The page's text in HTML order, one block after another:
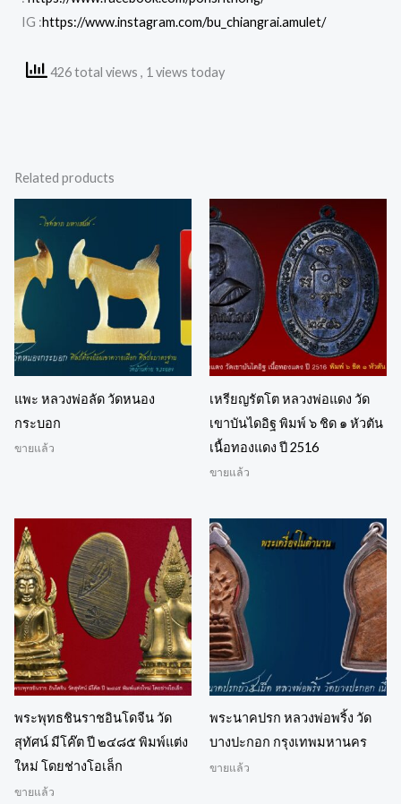
IG :https://www.instagram.com/bu_chiangrai.amulet/
426 total views , 1 views today
Related products
แพะ หลวงพ่อลัด วัดหนอง
กระบอก
ขายแล้ว
เหรียญรัตโต หลวงพ่อแดง วัด
เขาบันไดอิฐ พิมพ์ ๖ ชิด ๑ หัวตัน
เนื้อทองแดง ปี 2516
ขายแล้ว
พระพุทธชินราชอินโดจีน วัด
สุทัศน์ มีโค๊ต ปี ๒๔๘๕ พิมพ์แต่ง
ใหม่ โดยช่างโอเล็ก
ขายแล้ว
พระนาคปรก หลวงพ่อพริ้ง วัด
บางปะกอก กรุงเทพมหานคร
ขายแล้ว